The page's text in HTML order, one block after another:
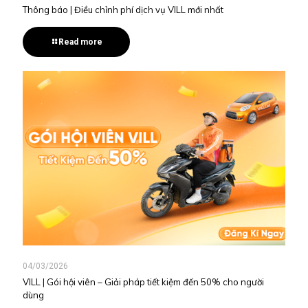
Thông báo | Điều chỉnh phí dịch vụ VILL mới nhất
Read more
04/03/2026
VILL | Gói hội viên – Giải pháp tiết kiệm đến 50% cho người
dùng